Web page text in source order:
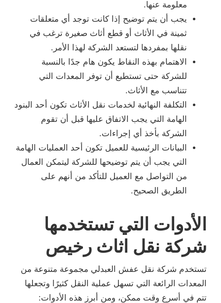
معلومة عنها.
يجب أن يتم توضيح إذا كانت توجد أي متعلقات
ثمينة في الأثاث أو قطع أثاث صغيرة ترغب في
نقلها بمفردها لتستعد الشركة لهذا الأمر.
الاهتمام بهذه النقاط يكون هام جدًا بالنسبة
للشركة حتى تستطيع أن توفر المعدات التي
تتناسب مع الأثاث.
التكلفة النهائية لخدمات نقل الأثاث تكون أحد البنود
الهامة التي يجب الاتفاق عليها قبل أن تقوم
الشركة بأخذ أي إجراءات.
البيانات الرئيسية للعميل تكون أحد العمليات الهامة
التي يجب أن يتم توضيحها للشركة ليتمكن العمال
من التواصل مع العميل للتأكد من أنهم على
الطريق الصحيح.
الأدوات التي تستخدمها
شركة نقل اثاث رخيص
تستخدم شركة نقل عفش العبدلي مجموعة متنوعة من
المعدات الرائعة التي تسهل عملية النقل كثيرًا وتجعلها
تتم في أسرع وقت ممكن، ومن أبرز هذه الأدوات: